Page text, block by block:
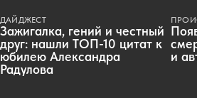
ДАЙДЖЕСТ
Зажигалка, гений и честный
друг: нашли ТОП-10 цитат к
юбилею Александра
Радулова
и